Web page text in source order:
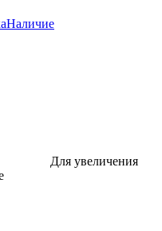
Наличие
Для увеличения